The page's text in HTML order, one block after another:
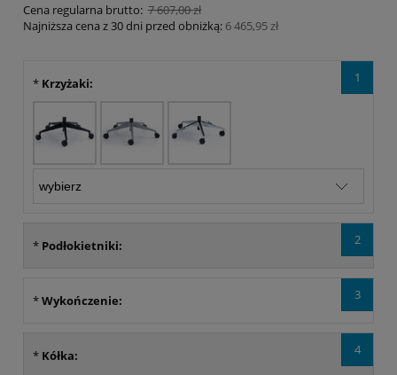
Cena regularna brutto: 7 607,00 zł
Najniższa cena z 30 dni przed obniżką: 6 465,95 zł
1
* Krzyżaki:
2
* Podłokietniki:
3
*Wykończenie:
4
* Kółka: